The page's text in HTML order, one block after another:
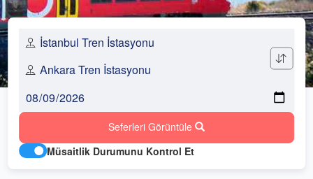
Seferleri Görüntüle
Müsaitlik Durumunu Kontrol Et